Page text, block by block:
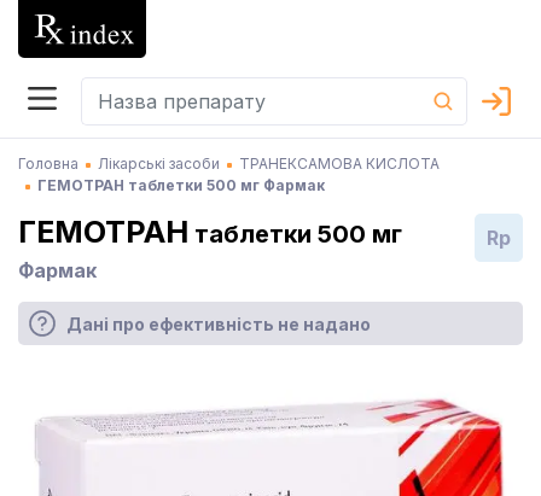
Головна Лікарські засоби
ТРАНЕКСАМОВА КИСЛОТА
ГЕМОТРАН таблетки 500 мг Фармак
ГЕМОТРАН таблетки 500 мг
Фармак
Rp
Дані про ефективність не надано